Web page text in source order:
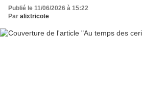
Publié le 11/06/2026 à 15:22
Par alixtricote